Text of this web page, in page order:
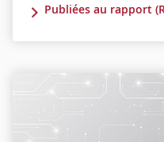
Publiées au rapport